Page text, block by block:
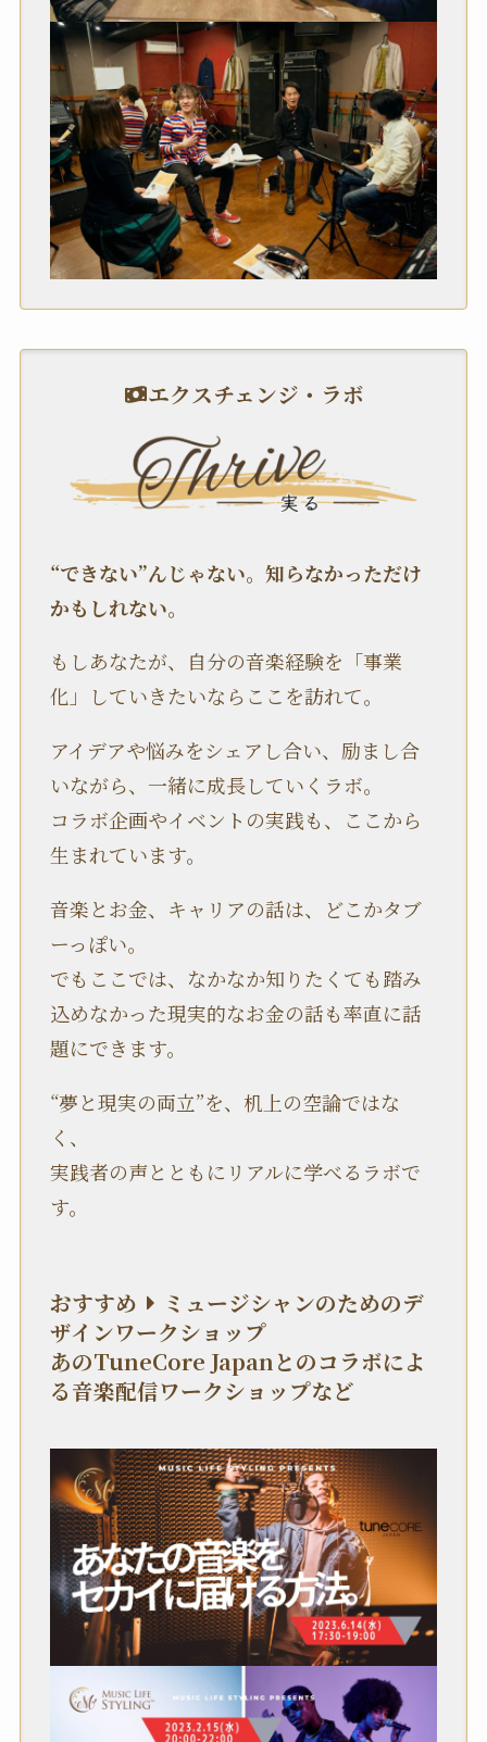
エクスチェンジ・ラボ
“できない”んじゃない。知らなかっただけ
かもしれない。
もしあなたが、自分の音楽経験を「事業
化」していきたいならここを訪れて。
アイデアや悩みをシェアし合い、励まし合
いながら、一緒に成長していくラボ。
コラボ企画やイベントの実践も、ここから
生まれています。
音楽とお金、キャリアの話は、どこかタブ
ーっぽい。
でもここでは、なかなか知りたくても踏み
込めなかった現実的なお金の話も率直に話
題にできます。
“夢と現実の両立”を、机上の空論ではな
く、
実践者の声とともにリアルに学べるラボで
す。
おすすめ
ミュージシャンのためのデ
ザインワークショップ
あのTuneCore Japanとのコラボによ
る音楽配信ワークショップなど